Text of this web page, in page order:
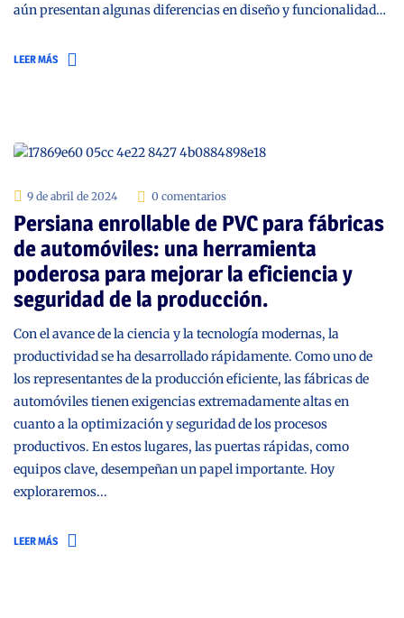
aún presentan algunas diferencias en diseño y funcionalidad…
LEER MÁS
9 de abril de 2024 0 comentarios
Persiana enrollable de PVC para fábricas
de automóviles: una herramienta
poderosa para mejorar la eficiencia y
seguridad de la producción.
Con el avance de la ciencia y la tecnología modernas, la
productividad se ha desarrollado rápidamente. Como uno de
los representantes de la producción eficiente, las fábricas de
automóviles tienen exigencias extremadamente altas en
cuanto a la optimización y seguridad de los procesos
productivos. En estos lugares, las puertas rápidas, como
equipos clave, desempeñan un papel importante. Hoy
exploraremos...
LEER MÁS